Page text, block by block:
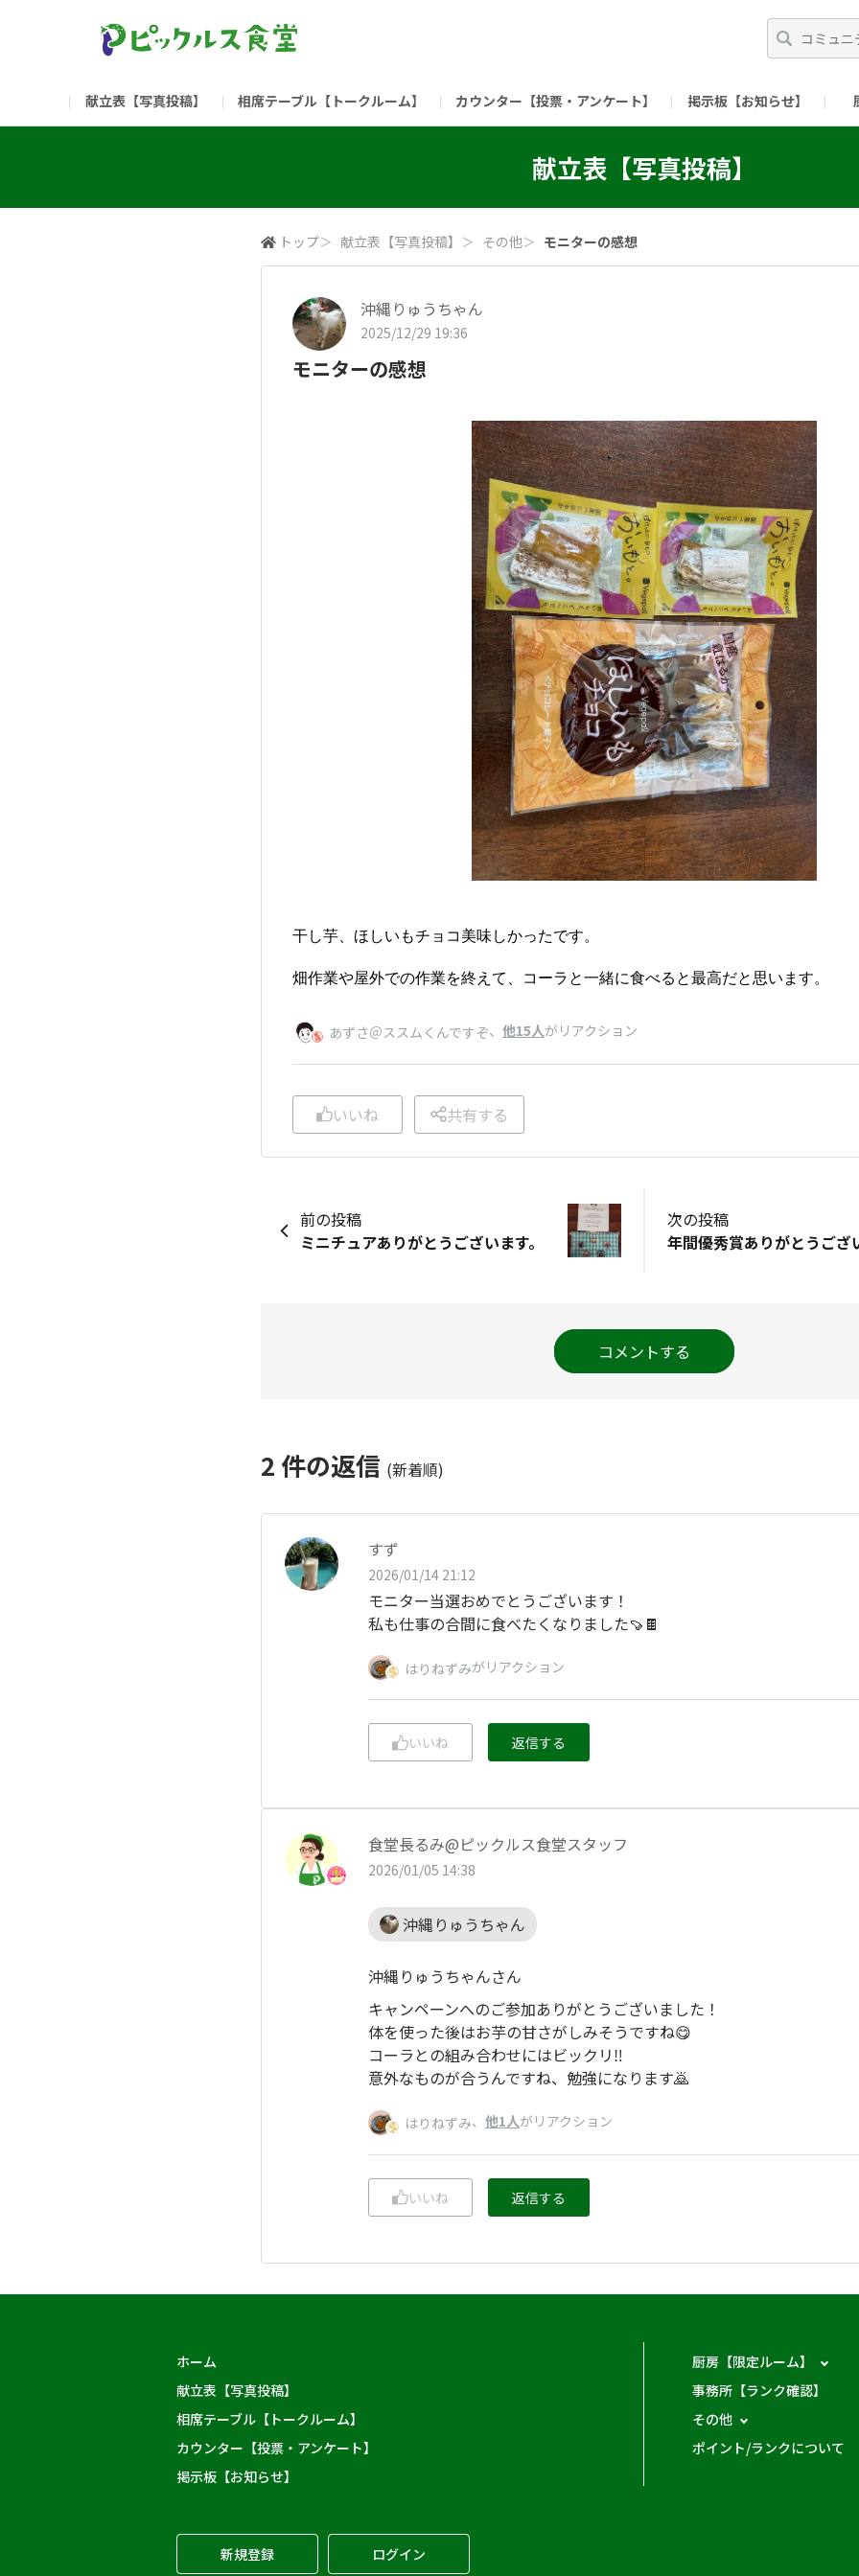
献立表【写真投稿】 相席テーブル【トークルーム】 カウンター【投票・アンケート】 掲示板【お知らせ】
（リンク）ご飯がススム ブランドサイト （リンク）ピックルスコーポレーションHP （リンク）
献立表【写真投稿】
トップ＞ 献立表【写真投稿】 ＞ その他＞ モニターの感想
沖縄りゅうちゃん
2025/12/29 19:36
モニターの感想
干し芋、ほしいもチョコ美味しかったです。
畑作業や屋外での作業を終えて、コーラと一緒に食べると最高だと思います。
あずさ＠ススムくんですぞ、 他15人がリアクション
いいね 共有する
前の投稿
ミニチュアありがとうございます。
次の投稿
年間優秀賞ありがとうござ
コメントする
2 件の返信 (新着順)
すず
2026/01/14 21:12
モニター当選おめでとうございます！
私も仕事の合間に食べたくなりました🍠🍫
はりねずみがリアクション
いいね 返信する
食堂長るみ@ピックルス食堂スタッフ
2026/01/05 14:38
沖縄りゅうちゃん
沖縄りゅうちゃんさん
キャンペーンへのご参加ありがとうございました！
体を使った後はお芋の甘さがしみそうですね😋
コーラとの組み合わせにはビックリ‼️
意外なものが合うんですね、勉強になります🙇
はりねずみ、 他1人がリアクション
いいね 返信する
ホーム
献立表【写真投稿】
相席テーブル【トークルーム】
カウンター【投票・アンケート】
掲示板【お知らせ】
厨房【限定ルーム】
事務所【ランク確認】
その他
ポイント/ランクについて
新規登録 ログイン